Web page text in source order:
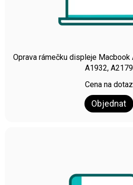
Oprava rámečku displeje Macbook
A1932, A2179
Cena na dotaz
Objednat